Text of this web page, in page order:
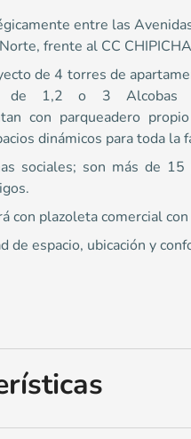
<p>Ubicado
Avenidas 6a Norte y 4
entre las
frente al CC
de 4 torres de
de 1,2 o 3 Alcobas
con parqueadero
dinámicos para toda la
sociales; son más de
con plazoleta comercial
de espacio, ubicación y